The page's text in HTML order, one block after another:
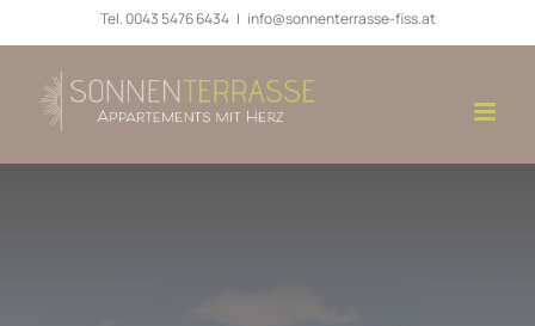
Inhalt
springen
Tel. 0043 5476 6434 | info@sonnenterrasse-fiss.at